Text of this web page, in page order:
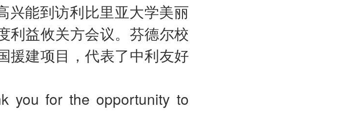
兴能到访利比里亚大学美丽
利益攸关方会议。芬德尔校
援建项目，代表了中利友好
you for the opportunity to